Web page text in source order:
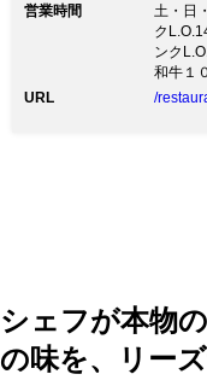
すので
のご案
◆3タイ
個室（
名） ・
営業時間
土・日
クL.O.14:00) ディナー：16:00～
ンク
和牛１
URL
/
シェフが本物
の味を、リー